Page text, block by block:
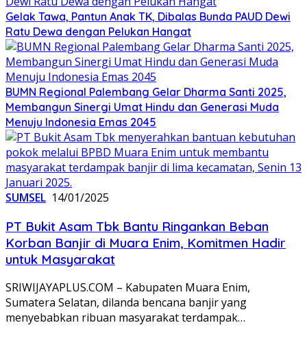
Gelak Tawa, Pantun Anak TK, Dibalas Bunda PAUD Dewi
Ratu Dewa dengan Pelukan Hangat
BUMN Regional Palembang Gelar Dharma Santi 2025,
Membangun Sinergi Umat Hindu dan Generasi Muda
Menuju Indonesia Emas 2045
SUMSEL 14/01/2025
PT Bukit Asam Tbk Bantu Ringankan Beban
Korban Banjir di Muara Enim, Komitmen Hadir
untuk Masyarakat
SRIWIJAYAPLUS.COM – Kabupaten Muara Enim,
Sumatera Selatan, dilanda bencana banjir yang
menyebabkan ribuan masyarakat terdampak…